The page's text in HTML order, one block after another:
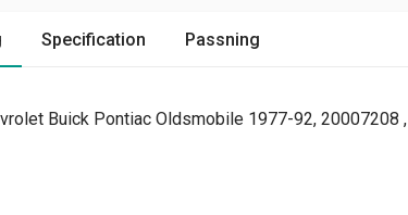
Specification Passning
Buick Pontiac Oldsmobile 1977-92, 20007208 ,